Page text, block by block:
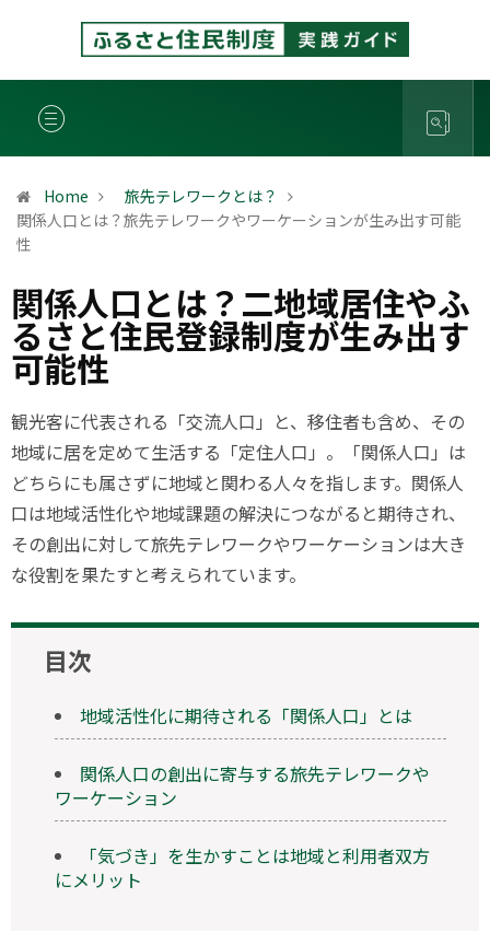
Home
旅先テレワークとは？
関係人口とは？旅先テレワークやワーケーションが生み出す可能
性
関係人口とは？二地域居住やふ
るさと住民登録制度が生み出す
可能性
観光客に代表される「交流人口」と、移住者も含め、その
地域に居を定めて生活する「定住人口」。「関係人口」は
どちらにも属さずに地域と関わる人々を指します。関係人
口は地域活性化や地域課題の解決につながると期待され、
その創出に対して旅先テレワークやワーケーションは大き
な役割を果たすと考えられています。
目次
地域活性化に期待される「関係人口」とは
関係人口の創出に寄与する旅先テレワークや
ワーケーション
「気づき」を生かすことは地域と利用者双方
にメリット